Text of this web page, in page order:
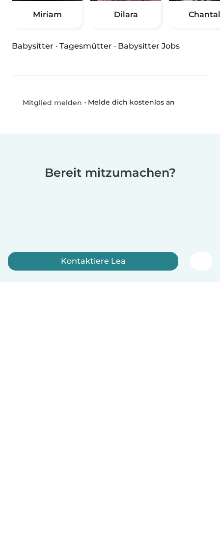
Miriam Dilara Chantal
Babysitter · Tagesmütter · Babysitter Jobs
Mitglied melden • Melde dich kostenlos an
Bereit mitzumachen?
Kontaktiere Lea